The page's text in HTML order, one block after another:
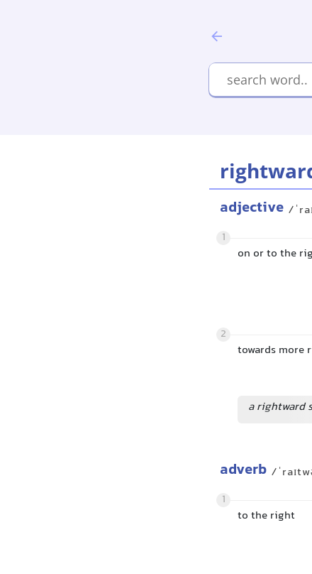
adjective /
1
on or to the
2
towards
a rightward
adverb /
1
to the right